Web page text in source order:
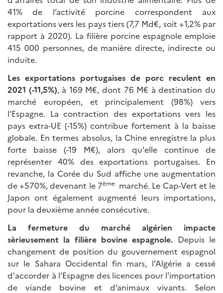
41% de l’activité porcine correspondent aux
exportations vers les pays tiers (7,7 Md€, soit +1,2% par
rapport à 2020). La filière porcine espagnole emploie
415 000 personnes, de manière directe, indirecte ou
induite.
Les exportations portugaises de porc reculent en
2021 (-11,5%), à 169 M€, dont 76 M€ à destination du
marché européen, et principalement (98%) vers
l’Espagne. La contraction des exportations vers les
pays extra-UE (-15%) contribue fortement à la baisse
globale. En termes absolus, la Chine enregistre la plus
forte baisse (-19 M€), alors qu'elle continue de
représenter 40% des exportations portugaises. En
revanche, la Corée du Sud affiche une augmentation
de +570%, devenant le 7èmemarché. Le Cap-Vert et le
Japon ont également augmenté leurs importations,
pour la deuxième année consécutive.
La fermeture du marché algérien impacte
sèrieusement la filière bovine espagnole. Depuis le
changement de position du gouvernement espagnol
sur le Sahara Occidental fin mars, l'Algérie a cessé
d'accorder à l’Espagne des licences pour l'importation
de viande bovine et d’animaux vivants. Selon